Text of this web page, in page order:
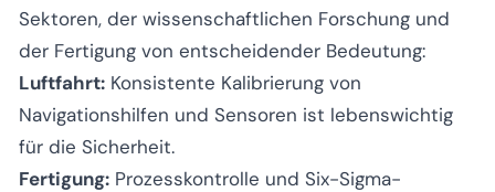
Sektoren, der wissenschaftlichen Forschung und
der Fertigung von entscheidender Bedeutung:
Luftfahrt: Konsistente Kalibrierung von
Navigationshilfen und Sensoren ist lebenswichtig
für die Sicherheit.
Fertigung: Prozesskontrolle und Six-Sigma-